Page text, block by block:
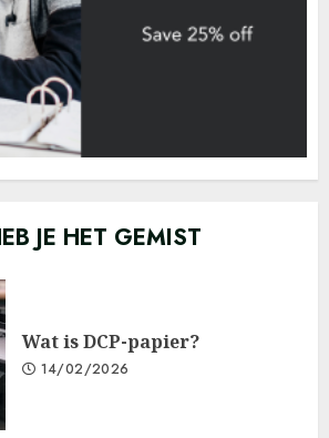
JE HET GEMIST
Wat is DCP-papier?
14/02/2026